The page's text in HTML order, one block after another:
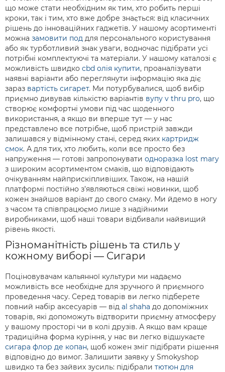
що може стати необхідним як тим, хто робить перші
кроки, так і тим, хто вже добре знається: від класичних
рішень до інноваційних гаджетів. У нашому асортименті
можна замовити под для персонального користування
або як турботливий знак уваги, водночас підібрати усі
потрібні комплектуючі та матеріали. У нашому каталозі є
можливість швидко cbd олія купити, проаналізувати
наявні варіанти або переглянути інформацію яка діє
зараз вартість сигарет. Ми потурбувалися, щоб вибір
приємно дивував кількістю варіантів вупу v thru pro, що
створює комфортні умови під час щоденного
використання, а якщо ви вперше тут — у нас
представлено все потрібне, щоб пристрій завжди
залишався у відмінному стані, серед яких картридж
смок. А для тих, хто любить, коли все просто без
напруження — готові запропонувати одноразка lost mary
з широким асортиментом смаків, що відповідають
очікуванням найприскіпливіших. Також, на нашій
платформі постійно з’являються свіжі новинки, щоб
кожен знайшов варіант до свого смаку. Ми йдемо в ногу
з часом та співпрацюємо лише з надійними
виробниками, щоб наші товари відбивали найвищий
рівень якості.
Різноманітність рішень та стиль у
кожному виборі — Сигари
Поціновувачам кальянної культури ми надаємо
можливість все необхідне для зручного й приємного
проведення часу. Серед товарів ви легко підберете
повний набір аксесуарів — від al shaha до допоміжних
товарів, які допоможуть відтворити приємну атмосферу
у вашому просторі чи в колі друзів. А якщо вам краще
традиційна форма куріння, у нас ви легко відшукаєте
сигара флор де копан, щоб кожен зміг підібрати рішення
відповідно до вимог. Залишити заявку у Smokyshop
швидко та без зайвих зусиль: підібрали тютюн для